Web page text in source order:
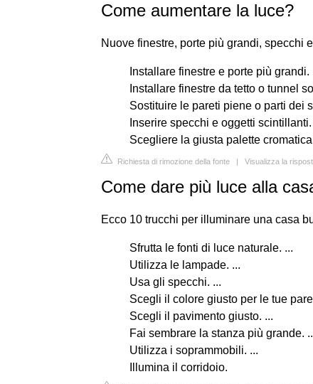
Come aumentare la luce?
Nuove finestre, porte più grandi, specchi
Installare finestre e porte più grandi.
Installare finestre da tetto o tunnel
Sostituire le pareti piene o parti dei
Inserire specchi e oggetti scintillanti.
Scegliere la giusta palette
Richiesta di rimozione della fonte | Visualizza la
Come dare più luce alla
Ecco 10 trucchi per illuminare una casa
Sfrutta le fonti di luce naturale. ...
Utilizza le lampade. ...
Usa gli specchi. ...
Scegli il colore giusto per le tue
Scegli il pavimento giusto. ...
Fai sembrare la stanza più grande.
Utilizza i soprammobili. ...
Illumina il corridoio.